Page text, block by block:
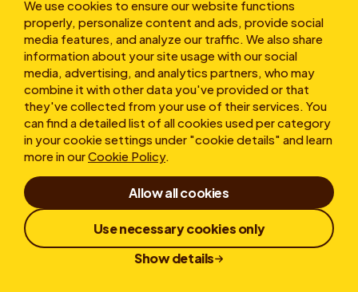
We use cookies to ensure our website functions
properly, personalize content and ads, provide social
media features, and analyze our traffic. We also share
information about your site usage with our social
media, advertising, and analytics partners, who may
combine it with other data you've provided or that
they've collected from your use of their services. You
can find a detailed list of all cookies used per category
in your cookie settings under "cookie details" and learn
more in ourCookie Policy.
Allow all cookies
Use necessary cookies only
Show details
Over ons
GebruiksvoorwaardenPrivacy statement
Cookies
Klokkenluiderregeling
Responsible Disclosure